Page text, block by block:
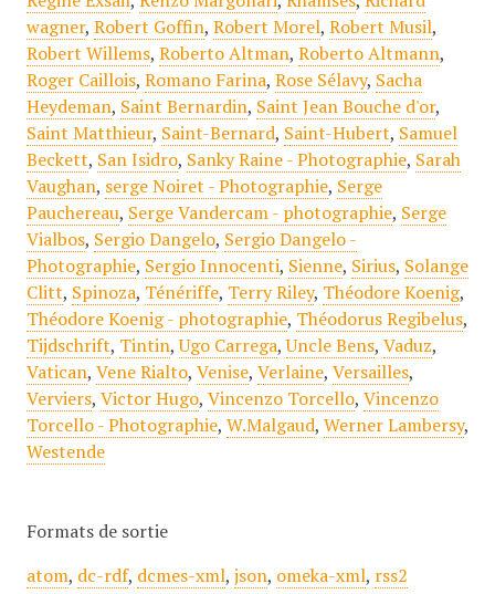
wagner, Robert Goffin, Robert Morel, Robert Musil,
Robert Willems, Roberto Altman, Roberto Altmann,
Roger Caillois, Romano Farina, Rose Sélavy, Sacha
Heydeman, Saint Bernardin, Saint Jean Bouche d'or,
Saint Matthieur, Saint-Bernard, Saint-Hubert, Samuel
Beckett, San Isidro, Sanky Raine - Photographie, Sarah
Vaughan, serge Noiret - Photographie, Serge
Pauchereau, Serge Vandercam - photographie, Serge
Vialbos, Sergio Dangelo, Sergio Dangelo -
Photographie, Sergio Innocenti, Sienne, Sirius, Solange
Clitt, Spinoza, Ténériffe, Terry Riley, Théodore Koenig,
Théodore Koenig - photographie, Théodorus Regibelus,
Tijdschrift, Tintin,Ugo Carrega,Uncle Bens, Vaduz,
Vatican, Vene Rialto, Venise, Verlaine, Versailles,
Verviers, Victor Hugo, Vincenzo Torcello, Vincenzo
Torcello - Photographie, W.Malgaud, Werner Lambersy,
Westende
Formats de sortie
atom, dc-rdf, dcmes-xml, json, omeka-xml, rss2